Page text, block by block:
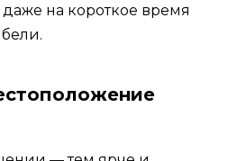
на короткое время